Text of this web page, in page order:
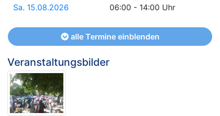
Sa. 15.08.2026 06:00 - 14:00 Uhr
alle Termine einblenden
Veranstaltungsbilder